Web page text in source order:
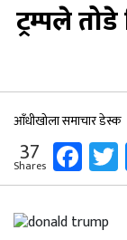
ट्रम्पले
आँधीखोला समाचार डेस्क
37
Shares